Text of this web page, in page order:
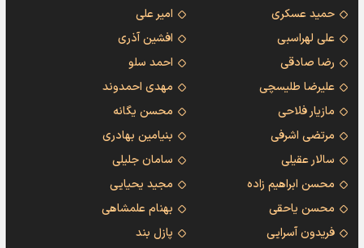
حمید عسکری
امیر علی
علی لهراسبی
افشین آذری
رضا صادقی
احمد سلو
علیرضا طلیسچی
مهدی احمدوند
مازیار فلاحی
محسن یگانه
مرتضی اشرفی
بنیامین بهادری
سالار عقیلی
سامان جلیلی
محسن ابراهیم زاده
مجید یحیایی
محسن یاحقی
بهنام علمشاهی
فریدون آسرایی
پازل بند